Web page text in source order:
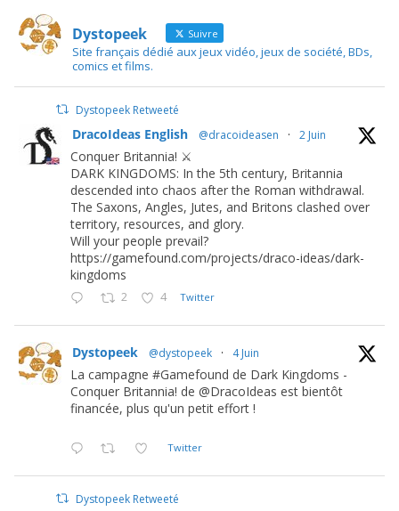
Dystopeek Suivre
Site français dédié aux jeux vidéo, jeux de société, BDs,
comics et films.
Dystopeek Retweeté
DracoIdeas English @dracoideasen · 2 Juin
Conquer Britannia! ⚔️
DARK KINGDOMS: In the 5th century, Britannia
descended into chaos after the Roman withdrawal.
The Saxons, Angles, Jutes, and Britons clashed over
territory, resources, and glory.
Will your people prevail?
https://gamefound.com/projects/draco-ideas/dark-
kingdoms
2 4 Twitter
Dystopeek @dystopeek · 4 Juin
La campagne #Gamefound de Dark Kingdoms -
Conquer Britannia! de @DracoIdeas est bientôt
financée, plus qu'un petit effort !
Twitter
Dystopeek Retweeté